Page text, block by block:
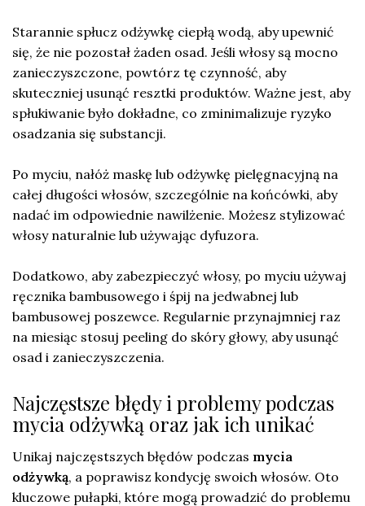
Starannie spłucz odżywkę ciepłą wodą, aby upewnić
się, że nie pozostał żaden osad. Jeśli włosy są mocno
zanieczyszczone, powtórz tę czynność, aby
skuteczniej usunąć resztki produktów. Ważne jest, aby
spłukiwanie było dokładne, co zminimalizuje ryzyko
osadzania się substancji.
Po myciu, nałóż maskę lub odżywkę pielęgnacyjną na
całej długości włosów, szczególnie na końcówki, aby
nadać im odpowiednie nawilżenie. Możesz stylizować
włosy naturalnie lub używając dyfuzora.
Dodatkowo, aby zabezpieczyć włosy, po myciu używaj
ręcznika bambusowego i śpij na jedwabnej lub
bambusowej poszewce. Regularnie przynajmniej raz
na miesiąc stosuj peeling do skóry głowy, aby usunąć
osad i zanieczyszczenia.
Najczęstsze błędy i problemy podczas
mycia odżywką oraz jak ich unikać
Unikaj najczęstszych błędów podczas mycia
odżywką, a poprawisz kondycję swoich włosów. Oto
kluczowe pułapki, które mogą prowadzić do problemu